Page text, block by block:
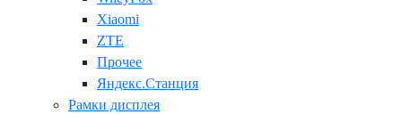
Xiaomi
ZTE
Прочее
Яндекс.Станция
Рамки дисплея